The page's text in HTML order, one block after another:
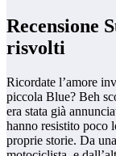
Recensione
risvolti
Ricordate l’amore
piccola Blue? Beh
era stata già
hanno resistito poco
proprie storie. Da